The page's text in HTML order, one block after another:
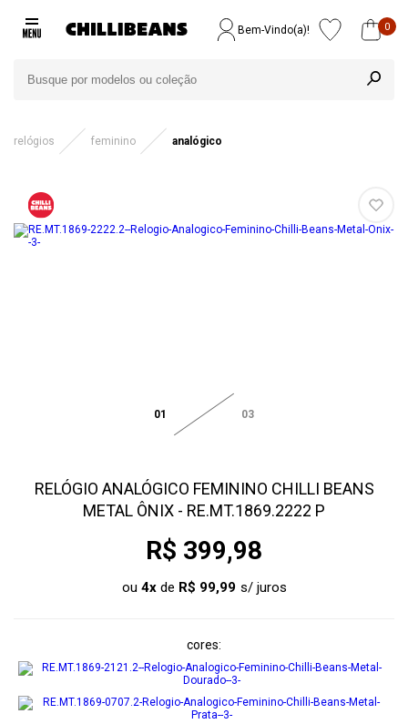
Bem-Vindo(a)! 0
relógios feminino analógico
01 03
RELÓGIO ANALÓGICO FEMININO CHILLI BEANS
METAL ÔNIX - RE.MT.1869.2222 P
R$ 399,98
ou 4xde R$ 99,99
cores